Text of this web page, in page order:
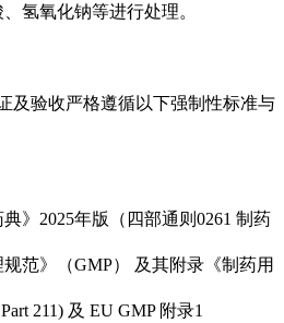
氢氧化钠等进行处理。
及验收严格遵循以下强制性标准与
典》2025年版（四部通则0261 制药
规范》（GMP） 及其附录《制药用
211) 及 EU GMP 附录1